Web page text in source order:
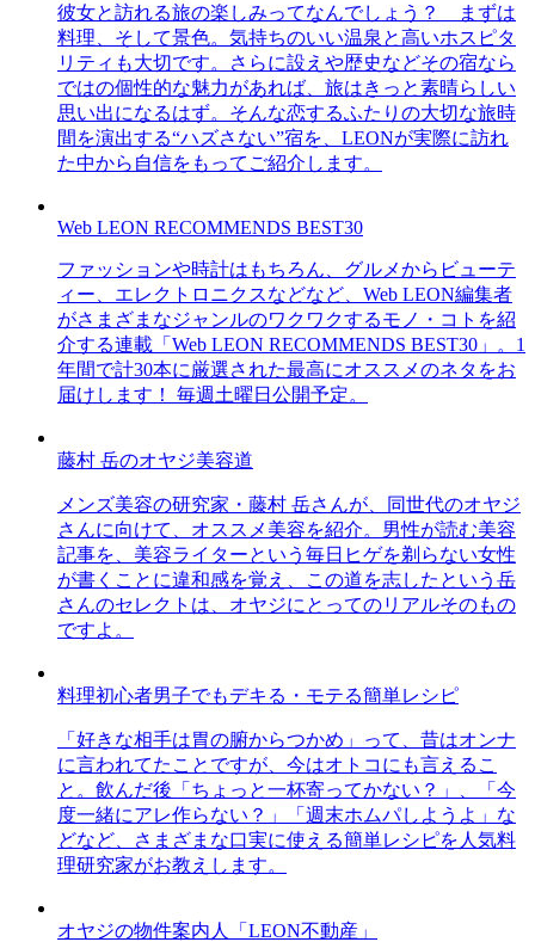
彼女と訪れる旅の楽しみってなんでしょう？ まずは
料理、そして景色。気持ちのいい温泉と高いホスピタ
リティも大切です。さらに設えや歴史などその宿なら
ではの個性的な魅力があれば、旅はきっと素晴らしい
思い出になるはず。そんな恋するふたりの大切な旅時
間を演出する“ハズさない”宿を、LEONが実際に訪れ
た中から自信をもってご紹介します。
Web LEON RECOMMENDS BEST30
ファッションや時計はもちろん、グルメからビューテ
ィー、エレクトロニクスなどなど、Web LEON編集者
がさまざまなジャンルのワクワクするモノ・コトを紹
介する連載「Web LEON RECOMMENDS BEST30」。1
年間で計30本に厳選された最高にオススメのネタをお
届けします！ 毎週土曜日公開予定。
藤村 岳のオヤジ美容道
メンズ美容の研究家・藤村 岳さんが、同世代のオヤジ
さんに向けて、オススメ美容を紹介。男性が読む美容
記事を、美容ライターという毎日ヒゲを剃らない女性
が書くことに違和感を覚え、この道を志したという岳
さんのセレクトは、オヤジにとってのリアルそのもの
ですよ。
料理初心者男子でもデキる・モテる簡単レシピ
「好きな相手は胃の腑からつかめ」って、昔はオンナ
に言われてたことですが、今はオトコにも言えるこ
と。飲んだ後「ちょっと一杯寄ってかない？」、「今
度一緒にアレ作らない？」「週末ホムパしようよ」な
どなど、さまざまな口実に使える簡単レシピを人気料
理研究家がお教えします。
オヤジの物件案内人「LEON不動産」